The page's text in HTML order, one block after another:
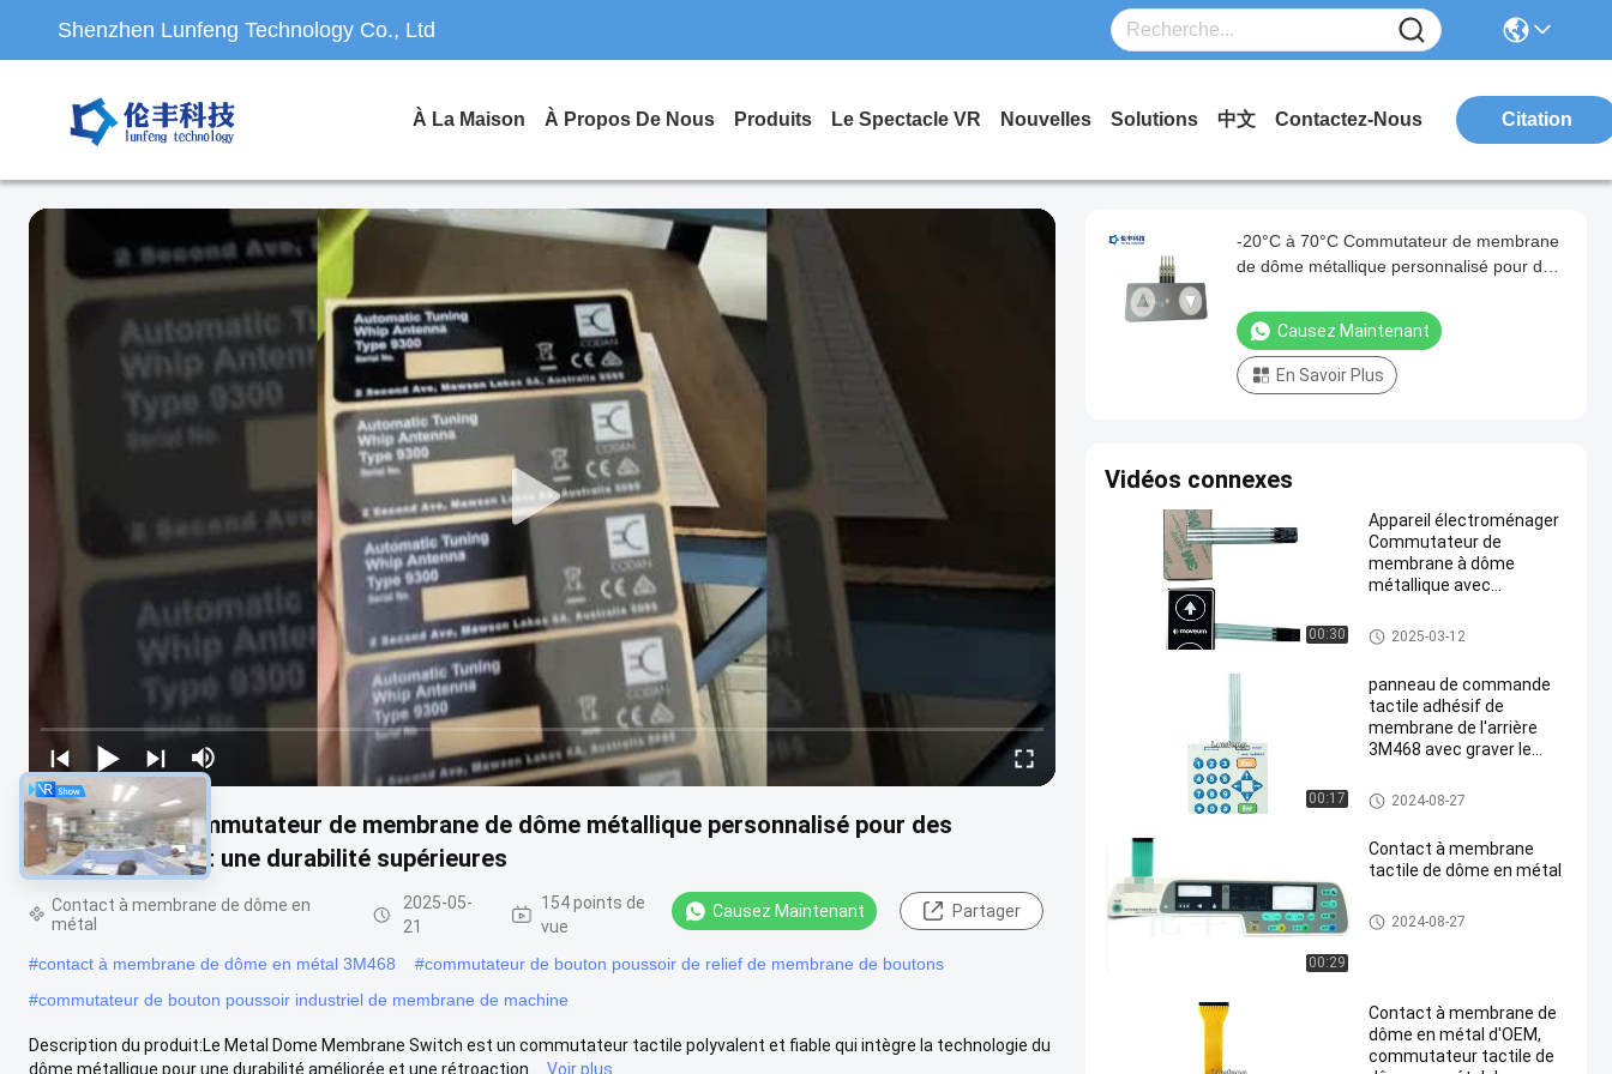
Shenzhen Lunfeng Technology Co., Ltd
À La Maison À Propos De Nous Produits Le Spectacle VR Nouvelles Solutions 中文 Contactez-Nous Citation
-20°C à 70°C Commutateur de membrane de dôme métallique personnalisé pour des
performances et une durabilité supérieures
Contact à membrane de dôme en
métal
2025-05-
21
154 points de
vue
Causez Maintenant Partager
#contact à membrane de dôme en métal 3M468 #commutateur de bouton poussoir de relief de membrane de boutons
#commutateur de bouton poussoir industriel de membrane de machine
Description du produit:Le Metal Dome Membrane Switch est un commutateur tactile polyvalent et fiable qui intègre la technologie du
dôme métallique pour une durabilité améliorée et une rétroaction ...
Voir plus
-20°C à 70°C Commutateur de membrane
de dôme métallique personnalisé pour des
Causez Maintenant
En Savoir Plus
Vidéos connexes
00:30
Appareil électroménager
Commutateur de
membrane à dôme
métallique avec
personnalisée et plage de
température de -20°C à
Contact à membrane de dôme
en métal
2025-03-12
00:17
panneau de commande
tactile adhésif de
membrane de l'arrière
3M468 avec graver le
Contact à membrane de dôme
en métal
2024-08-27
00:29
Contact à membrane
tactile de dôme en métal
Contact à membrane de dôme
en métal
2024-08-27
Contact à membrane de
dôme en métal d'OEM,
commutateur tactile de